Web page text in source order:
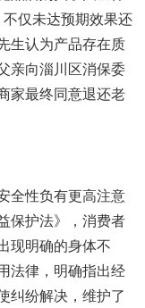
仅未达预期效果还
生认为产品存在质
亲向淄川区消保委
家最终同意退还老
性负有更高注意
保护法》，消费者
现明确的身体不
法律，明确指出经
纠纷解决，维护了